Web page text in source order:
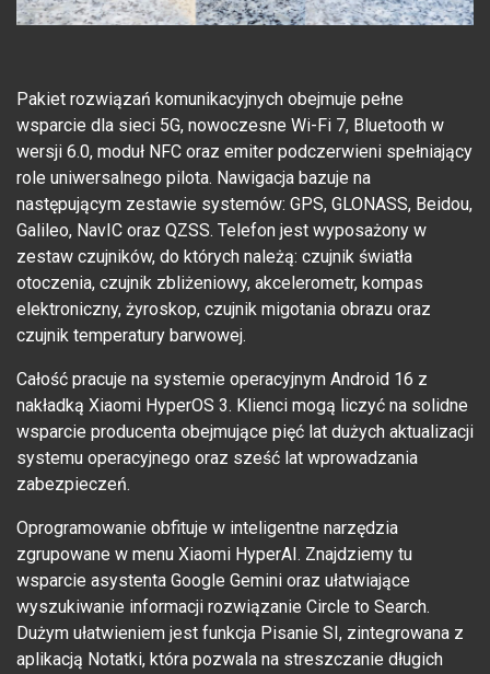
Pakiet rozwiązań komunikacyjnych obejmuje pełne
wsparcie dla sieci 5G, nowoczesne Wi-Fi 7, Bluetooth w
wersji 6.0, moduł NFC oraz emiter podczerwieni spełniający
role uniwersalnego pilota. Nawigacja bazuje na
następującym zestawie systemów: GPS, GLONASS, Beidou,
Galileo, NavIC oraz QZSS. Telefon jest wyposażony w
zestaw czujników, do których należą: czujnik światła
otoczenia, czujnik zbliżeniowy, akcelerometr, kompas
elektroniczny, żyroskop, czujnik migotania obrazu oraz
czujnik temperatury barwowej.
Całość pracuje na systemie operacyjnym Android 16 z
nakładką Xiaomi HyperOS 3. Klienci mogą liczyć na solidne
wsparcie producenta obejmujące pięć lat dużych aktualizacji
systemu operacyjnego oraz sześć lat wprowadzania
zabezpieczeń.
Oprogramowanie obfituje w inteligentne narzędzia
zgrupowane w menu Xiaomi HyperAI. Znajdziemy tu
wsparcie asystenta Google Gemini oraz ułatwiające
wyszukiwanie informacji rozwiązanie Circle to Search.
Dużym ułatwieniem jest funkcja Pisanie SI, zintegrowana z
aplikacją Notatki, która pozwala na streszczanie długich